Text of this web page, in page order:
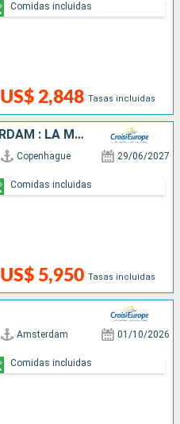
US$ 2,848 Tasas incluidas
Comidas incluidas
DE COPENHAGUE À AMSTERDAM : LA MER BALTIQUE, L'ODER, LA HAVEL ET L'ELBE
Copenhague 29/06/2027
US$ 5,950 Tasas incluidas
Comidas incluidas
Amsterdam 01/10/2026
Comidas incluidas